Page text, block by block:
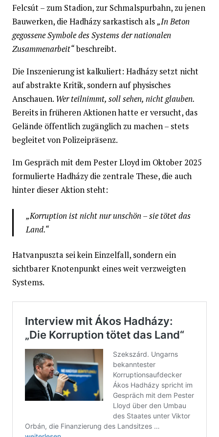
Felcsút – zum Stadion, zur Schmalspurbahn, zu jenen
Bauwerken, die Hadházy sarkastisch als„In Beton
gegossene Symbole des Systems der nationalen
Zusammenarbeit“beschreibt.
Die Inszenierung ist kalkuliert: Hadházy setzt nicht
auf abstrakte Kritik, sondern auf physisches
Anschauen. Wer teilnimmt, soll sehen, nicht glauben.
Bereits in früheren Aktionen hatte er versucht, das
Gelände öffentlich zugänglich zu machen – stets
begleitet von Polizeipräsenz.
Im Gespräch mit dem Pester Lloyd im Oktober 2025
formulierte Hadházy die zentrale These, die auch
hinter dieser Aktion steht:
„Korruption ist nicht nur unschön – sie tötet das
Land.“
Hatvanpuszta sei kein Einzelfall, sondern ein
sichtbarer Knotenpunkt eines weit verzweigten
Systems.